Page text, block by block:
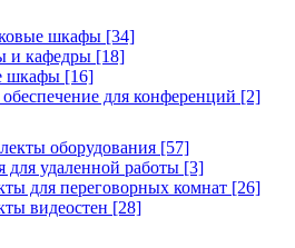
шкафы [34]
и кафедры [18]
шкафы [16]
для конференций [2]
оборудования [57]
для удаленной работы [3]
для переговорных комнат [26]
видеостен [28]